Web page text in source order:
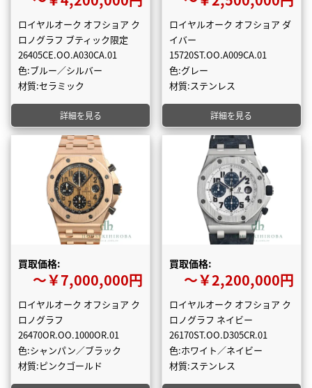
ロイヤルオーク オフショア ク
ロノグラフ ブティック限定
26405CE.OO.A030CA.01
色:ブルー／シルバー
材質:セラミック
詳細を見る
ロイヤルオーク オフショア ダ
イバー
15720ST.OO.A009CA.01
色:グレー
材質:ステンレス
詳細を見る
買取価格:
〜￥7,000,000円
ロイヤルオーク オフショア ク
ロノグラフ
26470OR.OO.1000OR.01
色:シャンパン／ブラック
材質:ピンクゴールド
買取価格:
〜￥2,200,000円
ロイヤルオーク オフショア ク
ロノグラフ ネイビー
26170ST.OO.D305CR.01
色:ホワイト／ネイビー
材質:ステンレス